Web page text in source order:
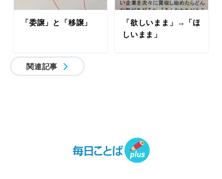
「委譲」と「移譲」
「欲しいまま」→「ほ
しいまま」
関連記事